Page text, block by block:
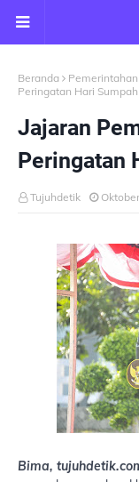
Beranda Pemerintahan
Peringatan Hari
Jajaran
Peringatan
Tujuhdetik
Bima,